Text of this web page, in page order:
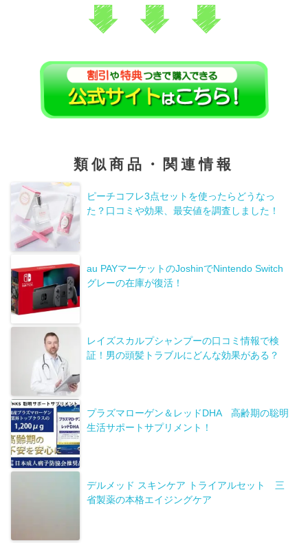
類似商品・関連情報
ピーチコフレ3点セットを使ったらどうなっ
た？口コミや効果、最安値を調査しました！
au PAYマーケットのJoshinでNintendo Switch
グレーの在庫が復活！
レイズスカルプシャンプーの口コミ情報で検
証！男の頭髪トラブルにどんな効果がある？
プラズマローゲン＆レッドDHA 高齢期の聡明
生活サポートサプリメント！
デルメッド スキンケア トライアルセット 三
省製薬の本格エイジングケア